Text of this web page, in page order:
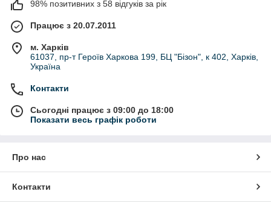
98% позитивних з 58 відгуків за рік
Працює з 20.07.2011
м. Харків
61037, пр-т Героїв Харкова 199, БЦ "Бізон", к 402, Харків,
Україна
Контакти
Сьогодні працює з 09:00 до 18:00
Показати весь графік роботи
Про нас
Контакти